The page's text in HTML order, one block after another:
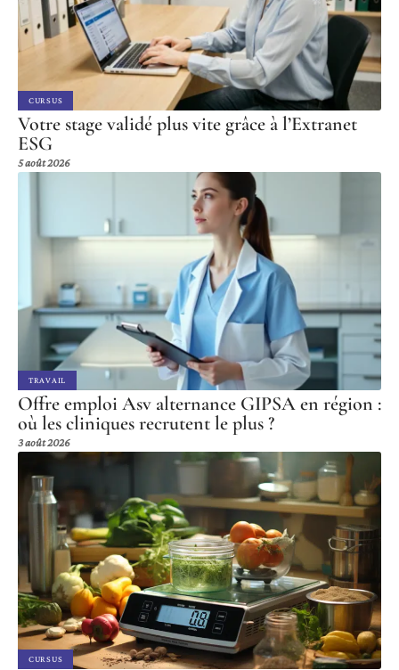
CURSUS
Votre stage validé plus vite grâce à l’Extranet
ESG
5 août 2026
TRAVAIL
Offre emploi Asv alternance GIPSA en région :
où les cliniques recrutent le plus ?
3 août 2026
CURSUS